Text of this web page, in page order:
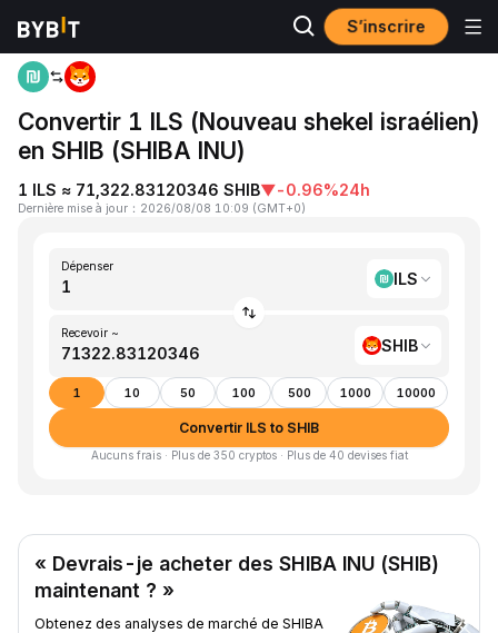
S’inscrire
Accueil
Convertir 1 ILS (Nouveau shekel israélien)
en SHIB (SHIBA INU)
1 ILS ≈ 71,322.83120346 SHIB▼-0.96%24h
Dernière mise à jour ： 2026/08/08 10:09 (GMT+0)
Dépenser
ILS
Recevoir ~
SHIB
1 10 50 100 500 1000 10000
Convertir ILS to SHIB
Aucuns frais · Plus de 350 cryptos · Plus de 40 devises fiat
« Devrais-je acheter des SHIBA INU (SHIB)
maintenant ? »
Obtenez des analyses de marché de SHIBA